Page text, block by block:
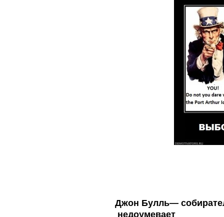
Джон Булль—
недоумевает